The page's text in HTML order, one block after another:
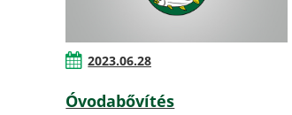
2023.06.28
Óvodabővítés